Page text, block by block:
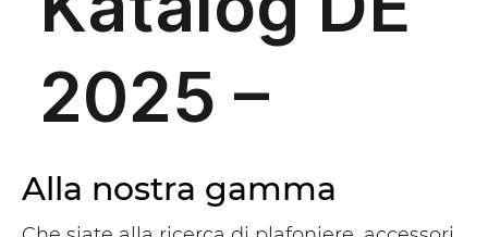
Alla nostra gamma